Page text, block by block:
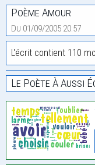
Poème Amour
Du 01/09/2005 20:57
L'écrit contient 110
Le Poète À Aussi